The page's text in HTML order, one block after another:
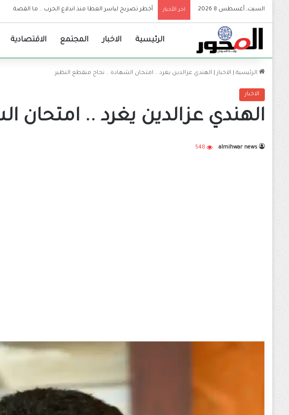
السبت, أغسطس 8 2026 اخر الأخبار والي الجزيرة يعلن إعتماد الجامعات مرجعية لقرارات حكومة
الرئيسية الاخبار المجتمع الاقتصادية
الرئيسية الاخبار الهندي عزالدين يغرد .. امتحان الشهادة .. نجاح منقطع النظير
الاخبار
الهندي عزالدين يغرد .. امتحان
almihwar news
548